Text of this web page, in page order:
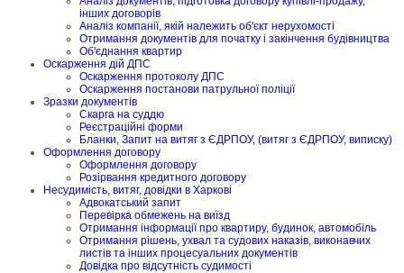
інших договорів
Аналіз компанії, якій належить об'єкт нерухомості
Отримання документів для початку і закінчення будівництва
Об'єднання квартир
Оскарження дій ДПС
Оскарження протоколу ДПС
Оскарження постанови патрульної поліції
Зразки документів
Скарга на суддю
Реєстраційні форми
Бланки, Запит на витяг з ЄДРПОУ, (витяг з ЄДРПОУ, виписку)
Оформлення договору
Оформлення договору
Розірвання кредитного договору
Несудимість, витяг, довідки в Харкові
Адвокатський запит
Перевірка обмежень на виїзд
Отримання інформації про квартиру, будинок, автомобіль
Отримання рішень, ухвал та судових наказів, виконавчих
листів та інших процесуальних документів
Довідка про відсутність судимості